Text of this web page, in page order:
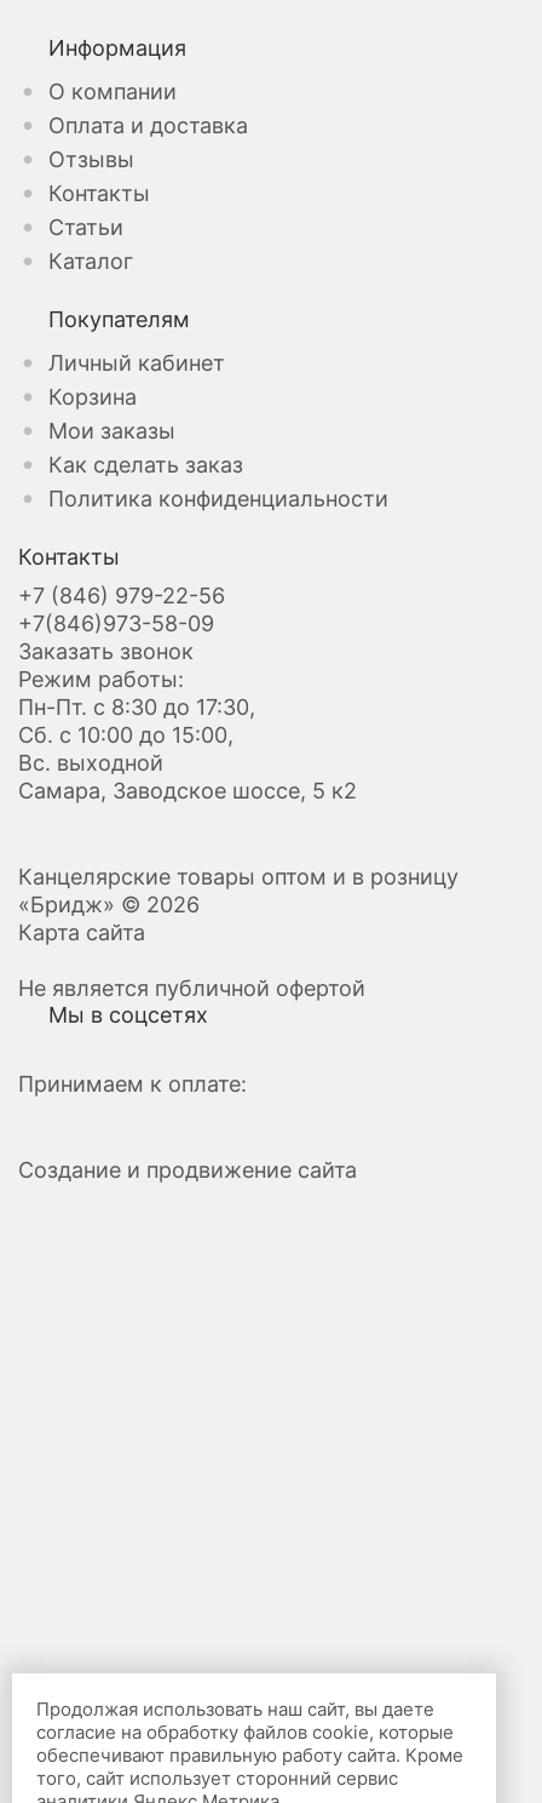
Информация
О компании
Оплата и доставка
Отзывы
Контакты
Статьи
Каталог
Покупателям
Личный кабинет
Корзина
Мои заказы
Как сделать заказ
Политика конфиденциальности
Контакты
+7 (846) 979-22-56
+7(846)973-58-09
Заказать звонок
Режим работы:
Пн-Пт. с 8:30 до 17:30,
Сб. с 10:00 до 15:00,
Вс. выходной
Самара, Заводское шоссе, 5 к2
Канцелярские товары оптом и в розницу
«Бридж» © 2026
Карта сайта
Не является публичной офертой
Мы в соцсетях
Принимаем к оплате:
Создание и продвижение сайта
Продолжая использовать наш сайт, вы даете
согласие на обработку файлов cookie, которые
обеспечивают правильную работу сайта. Кроме
того, сайт использует сторонний сервис